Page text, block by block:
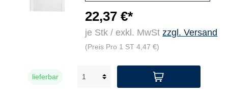
22,37 €*
je Stk / exkl. MwStzzgl. Versand
(Preis Pro 1 ST 4,47 €)
lieferbar